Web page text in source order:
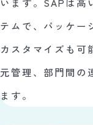
テムで、パッケー
カスタマイズも可
元管理、部門間の
ます。